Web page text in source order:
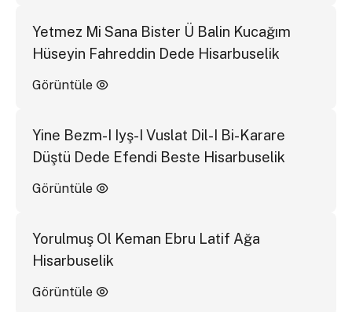
Yetmez Mi Sana Bister Ü Balin Kucağım
Hüseyin Fahreddin Dede Hisarbuselik
Görüntüle
Yine Bezm-I Iyş-I Vuslat Dil-I Bi-Karare
Düştü Dede Efendi Beste Hisarbuselik
Görüntüle
Yorulmuş Ol Keman Ebru Latif Ağa
Hisarbuselik
Görüntüle